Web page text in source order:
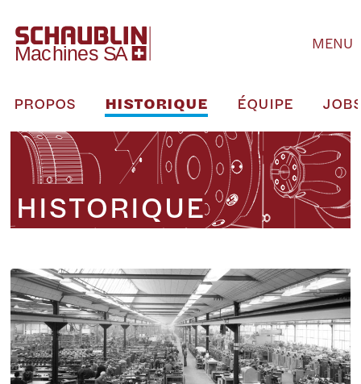
MENU
PROPOS HISTORIQUE ÉQUIPE
HISTORIQUE